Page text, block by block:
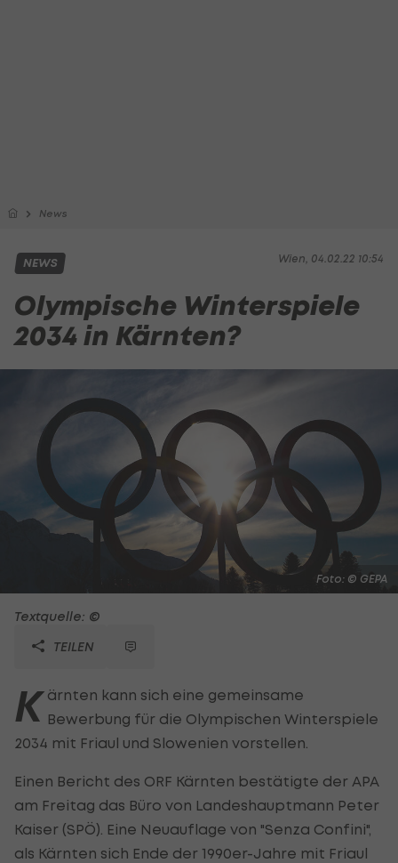
News
Wien, 04.02.22 10:54
NEWS
Olympische Winterspiele
2034 in Kärnten?
Foto: © GEPA
Textquelle: ©
TEILEN
K ärnten kann sich eine gemeinsame
Bewerbung für die Olympischen Winterspiele
2034 mit Friaul und Slowenien vorstellen.
Einen Bericht des ORF Kärnten bestätigte der APA
am Freitag das Büro von Landeshauptmann Peter
Kaiser (SPÖ). Eine Neuauflage von "Senza Confini",
als Kärnten sich Ende der 1990er-Jahre mit Friaul